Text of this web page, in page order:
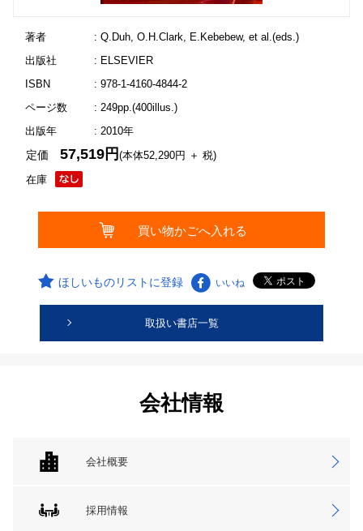
著者
: Q.Duh, O.H.Clark, E.Kebebew, et al.(eds.)
出版社
: ELSEVIER
ISBN
: 978-1-4160-4844-2
ページ数
: 249pp.(400illus.)
出版年
: 2010年
在庫
定価57,519円(本体52,290円 ＋ 税)
ほしいものリストに登録 いいね
取扱い書店一覧
会社情報
会社概要
採用情報